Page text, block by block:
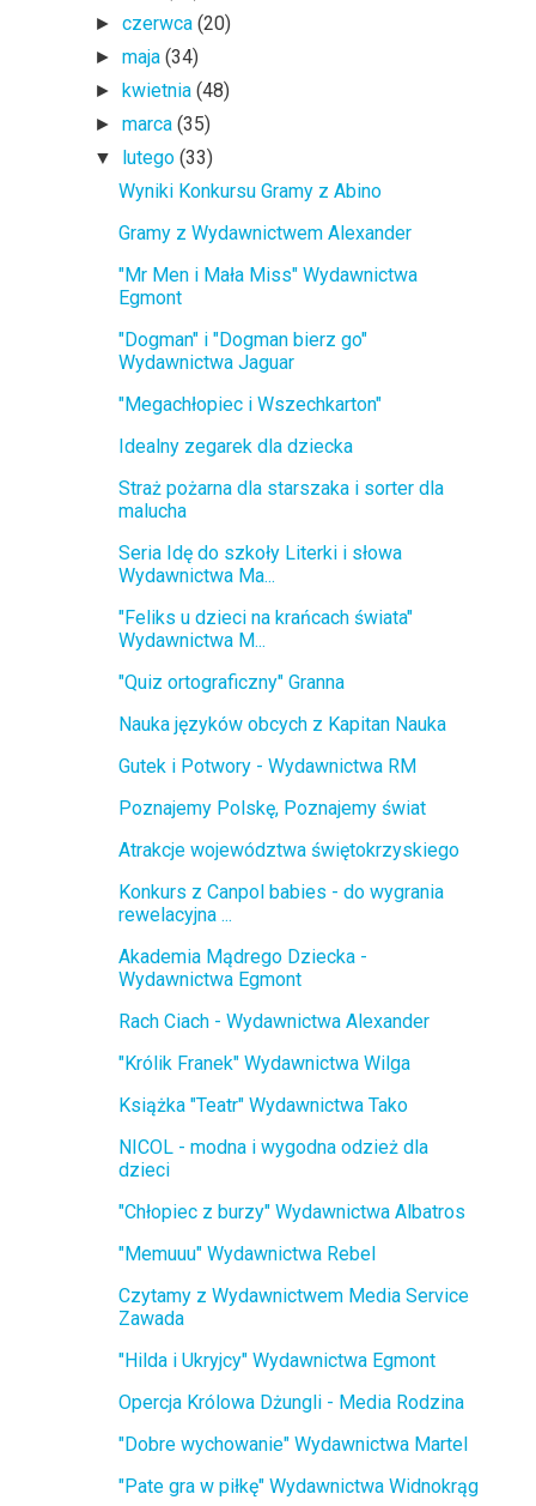
►czerwca(20)
►maja(34)
► kwietnia(48)
►marca(35)
▼ lutego(33)
Wyniki Konkursu Gramy z Abino
Gramy z Wydawnictwem Alexander
"Mr Men i Mała Miss" Wydawnictwa
Egmont
"Dogman" i "Dogman bierz go"
Wydawnictwa Jaguar
"Megachłopiec i Wszechkarton"
Idealny zegarek dla dziecka
Straż pożarna dla starszaka i sorter dla
malucha
Seria Idę do szkoły Literki i słowa
Wydawnictwa Ma...
"Feliks u dzieci na krańcach świata"
Wydawnictwa M...
"Quiz ortograficzny" Granna
Nauka języków obcych z Kapitan Nauka
Gutek i Potwory - Wydawnictwa RM
Poznajemy Polskę, Poznajemy świat
Atrakcje województwa świętokrzyskiego
Konkurs z Canpol babies - do wygrania
rewelacyjna ...
Akademia Mądrego Dziecka -
Wydawnictwa Egmont
Rach Ciach - Wydawnictwa Alexander
"Królik Franek" Wydawnictwa Wilga
Książka "Teatr" Wydawnictwa Tako
NICOL - modna i wygodna odzież dla
dzieci
"Chłopiec z burzy" Wydawnictwa Albatros
"Memuuu" Wydawnictwa Rebel
Czytamy z Wydawnictwem Media Service
Zawada
"Hilda i Ukryjcy" Wydawnictwa Egmont
Opercja Królowa Dżungli - Media Rodzina
"Dobre wychowanie" Wydawnictwa Martel
"Pate gra w piłkę" Wydawnictwa Widnokrąg